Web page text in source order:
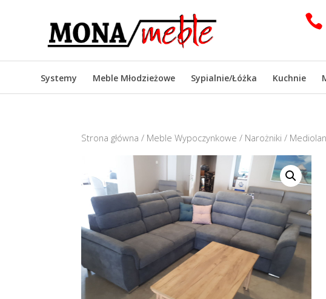

Systemy Meble Młodzieżowe Sypialnie/Łóżka Kuchnie
Strona główna / Meble Wypoczynkowe / Narożniki / Mediolan